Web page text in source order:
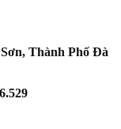
Thành Phố Đà